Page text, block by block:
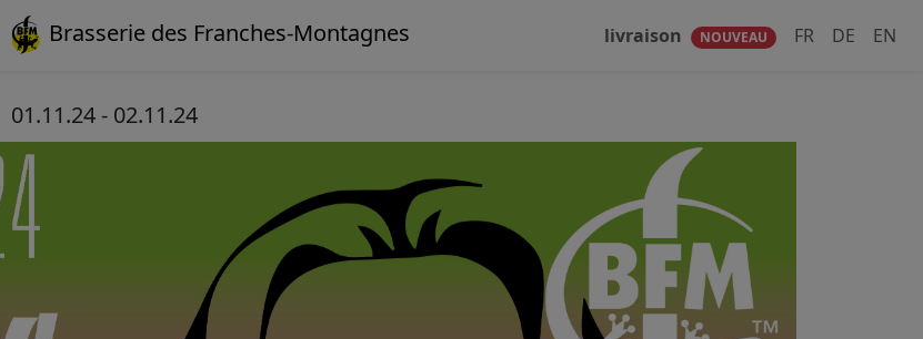
Brasserie des Franches-Montagnes livraison NOUVEAU FR DE EN
01.11.24 - 02.11.24